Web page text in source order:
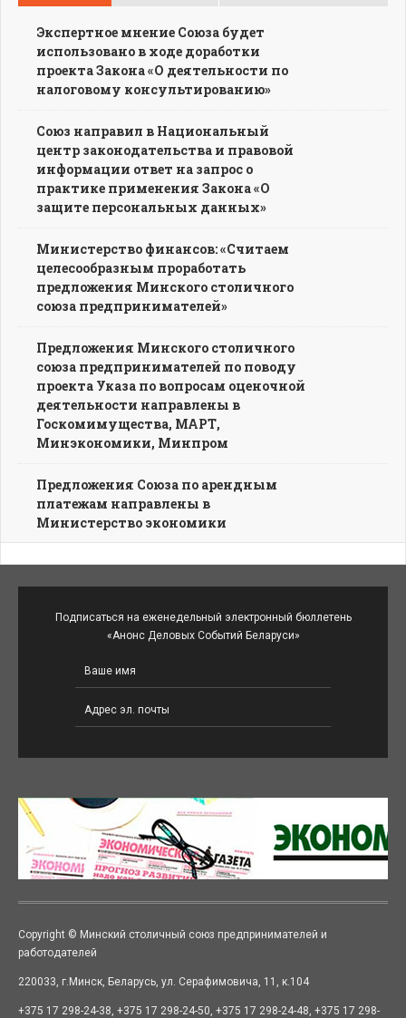
Экспертное мнение Союза будет
использовано в ходе доработки
проекта Закона «О деятельности по
налоговому консультированию»
Союз направил в Национальный
центр законодательства и правовой
информации ответ на запрос о
практике применения Закона «О
защите персональных данных»
Министерство финансов: «Считаем
целесообразным проработать
предложения Минского столичного
союза предпринимателей»
Предложения Минского столичного
союза предпринимателей по поводу
проекта Указа по вопросам оценочной
деятельности направлены в
Госкомимущества, МАРТ,
Минэкономики, Минпром
Предложения Союза по арендным
платежам направлены в
Министерство экономики
Подписаться на еженедельный электронный бюллетень
«Анонс Деловых Событий Беларуси»
Copyright © Минский столичный союз предпринимателей и
работодателей
220033, г.Минск, Беларусь, ул. Серафимовича, 11, к.104
+375 17 298-24-38, +375 17 298-24-50, +375 17 298-24-48, +375 17 298-